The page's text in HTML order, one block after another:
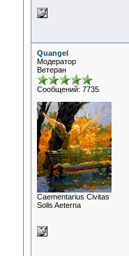
Quangel
Модератор
Ветеран
Сообщений: 7735
Сaementarius Civitas
Solis Aeterna